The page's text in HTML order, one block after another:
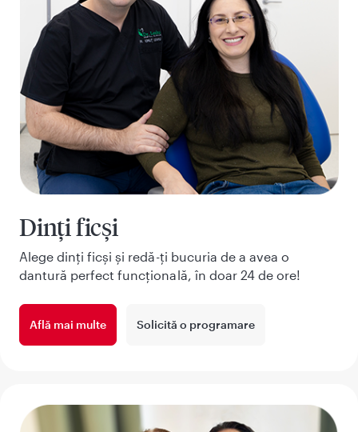
Dinți ficși
Alege dinți ficși și redă-ți bucuria de a avea o
dantură perfect funcțională, în doar 24 de ore!
Află mai multe Solicită o programare